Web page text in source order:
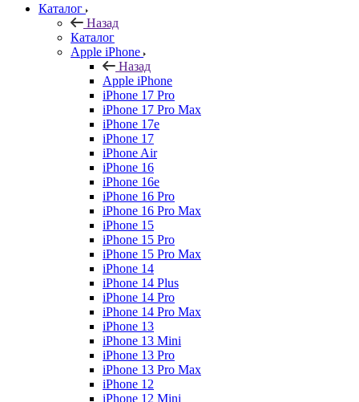
Каталог
Назад
Каталог
Apple iPhone
Назад
Apple iPhone
iPhone 17 Pro
iPhone 17 Pro Max
iPhone 17e
iPhone 17
iPhone Air
iPhone 16
iPhone 16e
iPhone 16 Pro
iPhone 16 Pro Max
iPhone 15
iPhone 15 Pro
iPhone 15 Pro Max
iPhone 14
iPhone 14 Plus
iPhone 14 Pro
iPhone 14 Pro Max
iPhone 13
iPhone 13 Mini
iPhone 13 Pro
iPhone 13 Pro Max
iPhone 12
iPhone 12 Mini